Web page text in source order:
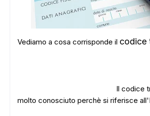
Vediamo a cosa corrisponde il codice
Il codice
molto conosciuto perchè si riferisce